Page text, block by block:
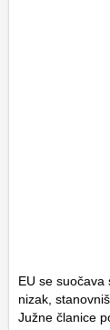
EU se
nizak,
Južne članice